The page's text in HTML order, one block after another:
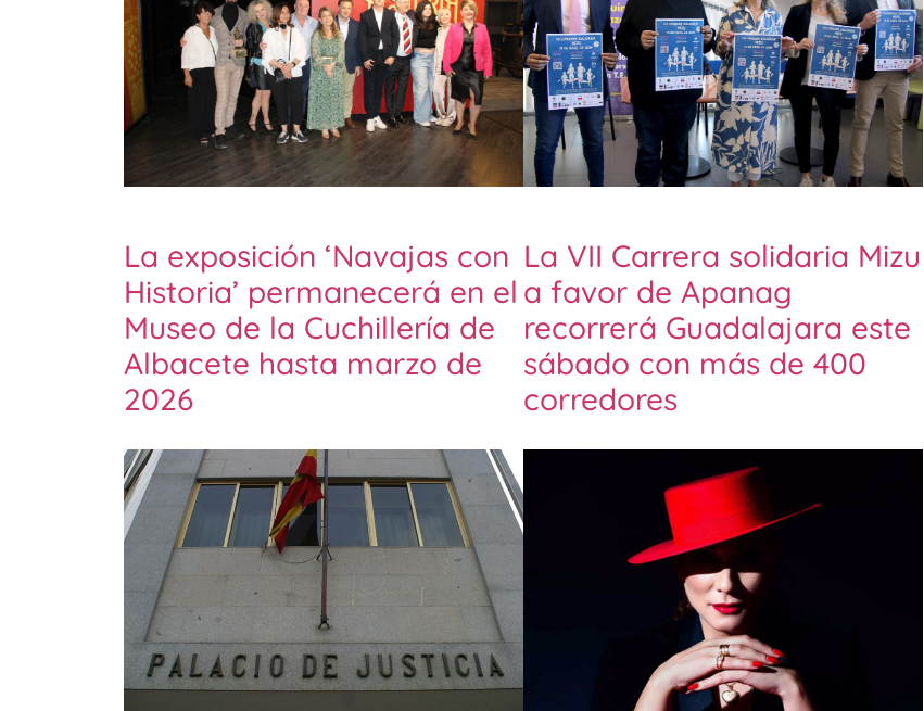
La exposición ‘Navajas con
Historia’ permanecerá en el
Museo de la Cuchillería de
Albacete hasta marzo de
2026
La VII Carrera solidaria Mizu
a favor de Apanag
recorrerá Guadalajara este
sábado con más de 400
corredores